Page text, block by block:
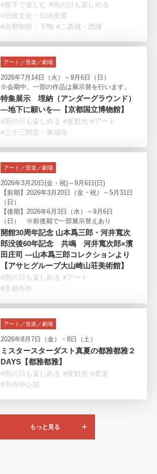
#親子で楽しむ #雨の日も楽しめる
#伝統文化・伝統産業
#京都御所・下鴨 #二条城・西陣
アート／音楽／劇場
2026年7月14日（火）～9月6日（日）
※会期中、一部の作品は展示替を行います。
特集展示 埋納（アンダーグラウンド）
―地下に願いを―【京都国立博物館】
#雨の日も楽しめる #夜観光 #アート
#三十三間堂・東福寺
アート／音楽／劇場
2026年3月20日(金・祝)～9月6日(日)
【前期】2026年3月20日（金・祝）～5月31日
（日）
【後期】2026年6月3日（水）～9月6日
（日） ※前後期で一部展示替えあり
開館30周年記念 山本爲三郎・河井寬次
郎没後60年記念 共鳴 河井寬次郎×濱
田庄司 ―山本爲三郎コレクションより
【アサヒグループ大山崎山荘美術館】
#雨の日も楽しめる #アート
#京都市外
アート／音楽／劇場
2026年8月7日（金）・8日（土）
ミスタースターダスト真夏の都雅都雅２
DAYS【都雅都雅】
#雨の日も楽しめる #夜観光 #音楽
#市内中心部
もっと見る